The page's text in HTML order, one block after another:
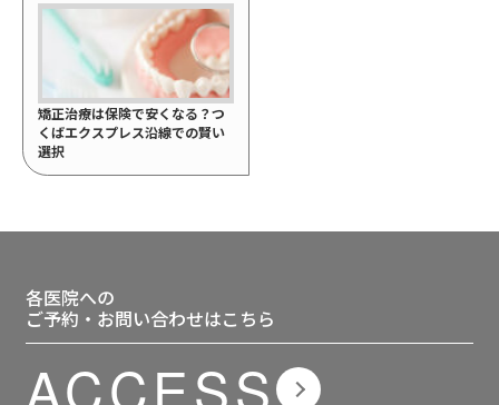
矯正治療は保険で安くなる？つ
くばエクスプレス沿線での賢い
選択
各医院への
ご予約・お問い合わせはこちら
ACCESS